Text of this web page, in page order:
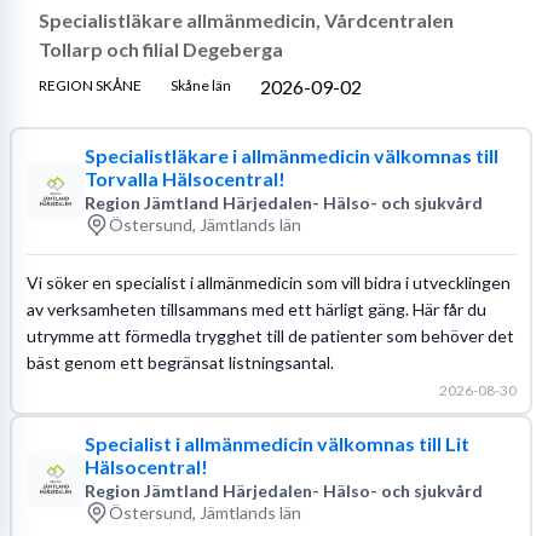
Specialistläkare allmänmedicin, Vårdcentralen
Tollarp och filial Degeberga
REGION SKÅNE Skåne län 2026-09-02
Specialistläkare i allmänmedicin välkomnas till
Torvalla Hälsocentral!
Region Jämtland Härjedalen- Hälso- och sjukvård
Östersund, Jämtlands län
Vi söker en specialist i allmänmedicin som vill bidra i utvecklingen
av verksamheten tillsammans med ett härligt gäng. Här får du
utrymme att förmedla trygghet till de patienter som behöver det
bäst genom ett begränsat listningsantal.
2026-08-30
Specialist i allmänmedicin välkomnas till Lit
Hälsocentral!
Region Jämtland Härjedalen- Hälso- och sjukvård
Östersund, Jämtlands län